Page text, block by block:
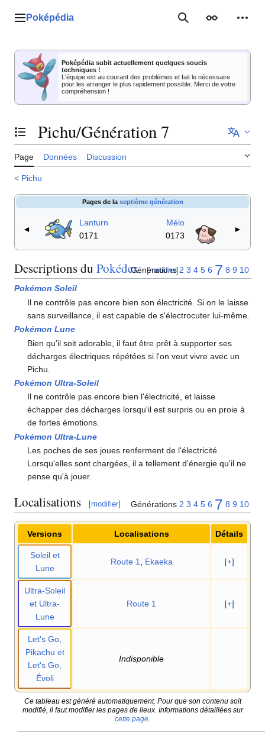
Menu principal
Poképédia RechercherApparence
Poképédia subit actuellement quelques soucis
techniques !
L'équipe est au courant des problèmes et fait le nécessaire
pour les arranger le plus rapidement possible. Merci de votre
compréhension !
Basculer la table des matières
Pichu/Génération 7
Page Données Discussion
< Pichu
Pages de la septième génération
◄
Lanturn
0171
Mélo
0173
►
Descriptions du Pokédex [modifier]
Générations 2 3 4 5 6 7 8 9 10
Pokémon Soleil
Il ne contrôle pas encore bien son électricité. Si on le laisse
sans surveillance, il est capable de s'électrocuter lui-même.
Pokémon Lune
Bien qu'il soit adorable, il faut être prêt à supporter ses
décharges électriques répétées si l'on veut vivre avec un
Pichu.
Pokémon Ultra-Soleil
Il ne contrôle pas encore bien l'électricité, et laisse
échapper des décharges lorsqu'il est surpris ou en proie à
de fortes émotions.
Pokémon Ultra-Lune
Les poches de ses joues renferment de l'électricité.
Lorsqu'elles sont chargées, il a tellement d'énergie qu'il ne
pense qu'à jouer.
Localisations [modifier] Générations 2 3 4 5 6 7 8 9 10
Versions Localisations Détails
Soleil et
Lune
Route 1, Ekaeka [+]
Ultra-Soleil
et Ultra-
Lune
Route 1 [+]
Let's Go,
Pikachu et
Let's Go,
Évoli
Indisponible
Ce tableau est généré automatiquement. Pour que son contenu soit
modifié, il faut modifier les pages de lieux. Informations détaillées sur
cette page